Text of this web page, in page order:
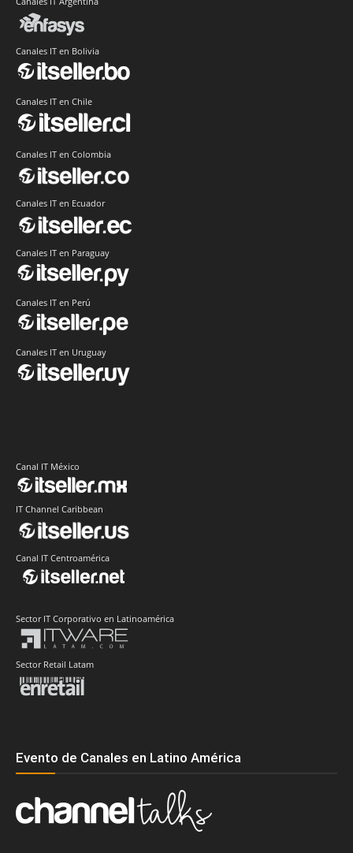
Canales IT en Bolivia
Canales IT en Chile
Canales IT en Colombia
Canales IT en Ecuador
Canales IT en Paraguay
Canales IT en Perú
Canales IT en Uruguay
Canal IT México
IT Channel Caribbean
Canal IT Centroamérica
Sector IT Corporativo en Latinoamérica
Sector Retail Latam
Evento de Canales en Latino América